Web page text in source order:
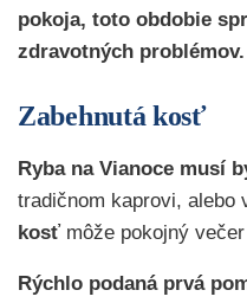
pokoja, toto obdobie
zdravotných
Zabehnutá kosť
Ryba na Vianoce musí
tradičnom kaprovi, alebo
kosťmôže pokojný
Rýchlo podaná prvá